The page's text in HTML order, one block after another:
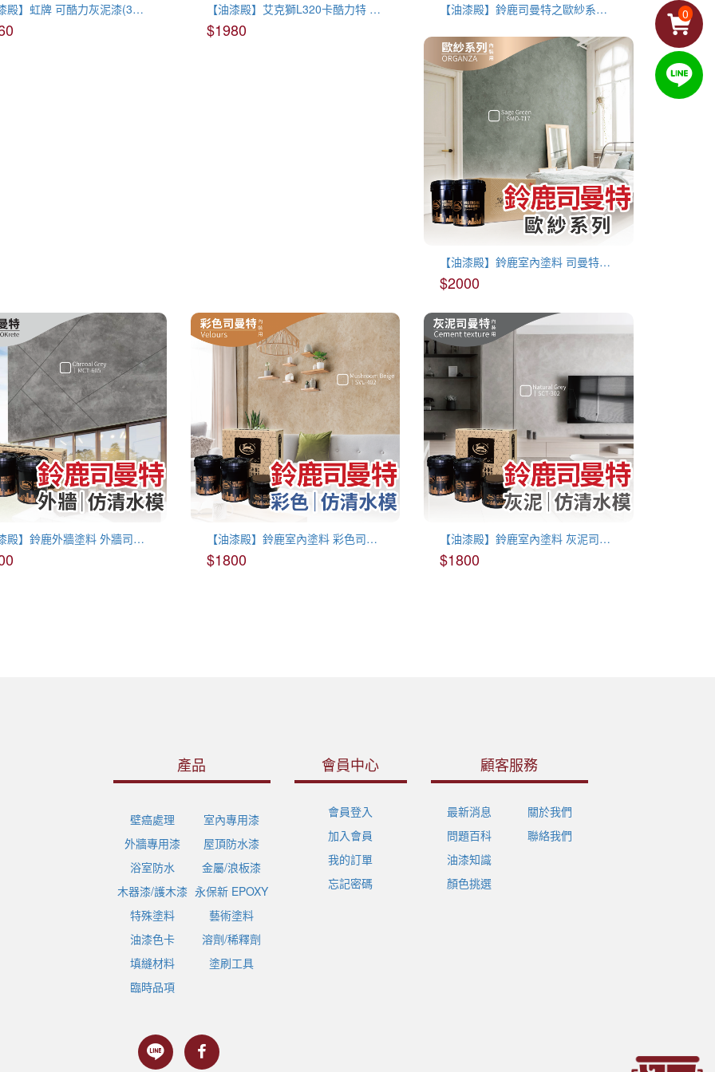
【油漆殿】虹牌 可酷力灰泥漆(3罐組) 【油漆殿】艾克獅L320卡酷力特 仿清水模藝術漆(水性)
$1980
【油漆殿】鈴鹿司曼特之歐紗系列 專用磨紗盤
【油漆殿】鈴鹿室內塗料 司曼特之歐紗系列(8色)
$2000
【油漆殿】鈴鹿外牆塗料 外牆司曼特(3色) 【油漆殿】鈴鹿室內塗料 彩色司曼特(16色)
$1800
【油漆殿】鈴鹿室內塗料 灰泥司曼特(9色)
$1800
產品
壁癌處理
室內專用漆
外牆專用漆
屋頂防水漆
浴室防水
金屬/浪板漆
木器漆/護木漆 永保新 EPOXY
特殊塗料
藝術塗料
油漆色卡
溶劑/稀釋劑
填縫材料
塗刷工具
臨時品項
會員中心
會員登入
加入會員
我的訂單
忘記密碼
顧客服務
最新消息
問題百科
油漆知識
顏色挑選
關於我們
聯絡我們
0